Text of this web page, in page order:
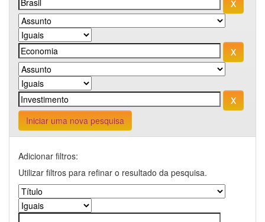
Iniciar uma nova pesquisa
Adicionar filtros:
Utilizar filtros para refinar o resultado da pesquisa.